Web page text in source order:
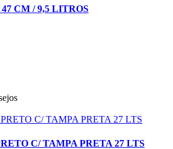
CM / 9,5 LITROS
C/ TAMPA PRETA 27 LTS